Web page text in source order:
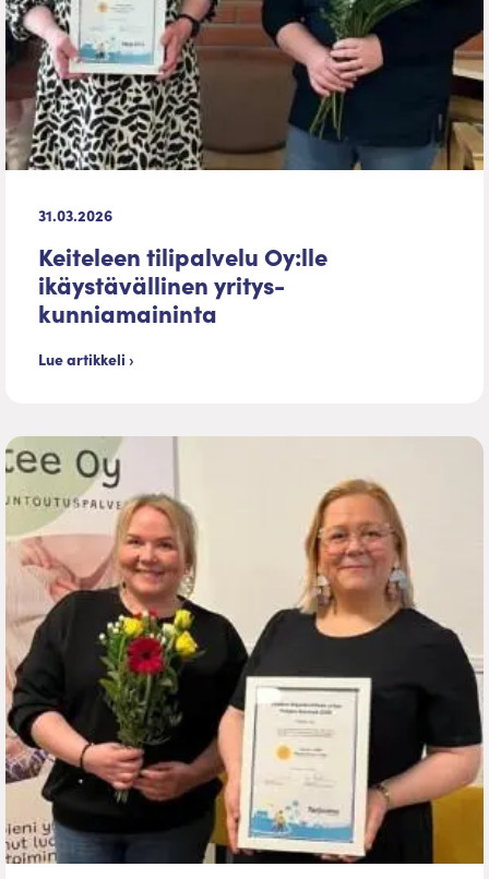
31.03.2026
Keiteleen tilipalvelu Oy:lle
ikäystävällinen yritys-
kunniamaininta
Lue artikkeli ›